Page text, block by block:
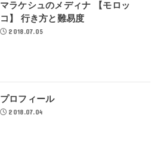
マラケシュのメディナ 【モロッ
コ】 行き方と難易度
2018.07.05
プロフィール
2018.07.04